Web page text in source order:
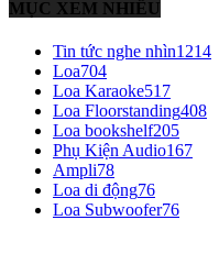
MỤC XEM NHIỀU
Tin tức nghe nhìn1214
Loa704
Loa Karaoke517
Loa Floorstanding408
Loa bookshelf205
Phụ Kiện Audio167
Ampli78
Loa di động76
Loa Subwoofer76